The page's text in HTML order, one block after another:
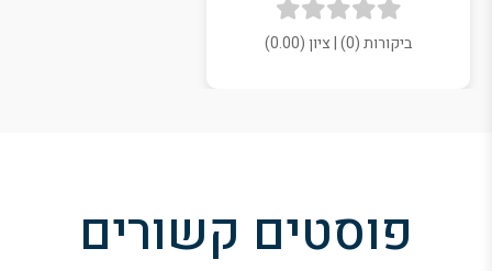
ביקורות (0) | ציון (0.00)
פוסטים קשורים